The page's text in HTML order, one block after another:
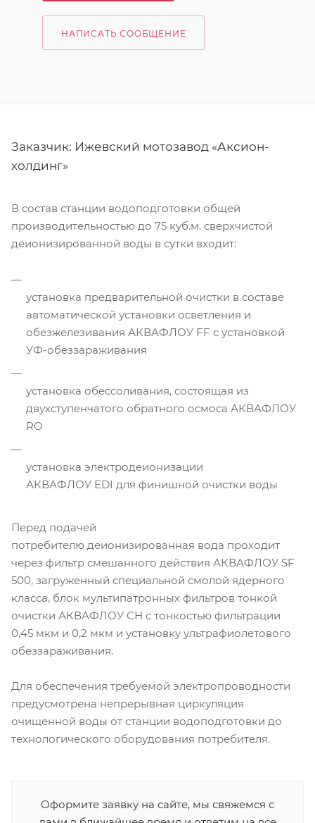
НАПИСАТЬ СООБЩЕНИЕ
Заказчик: Ижевский мотозавод «Аксион-
холдинг»
В состав станции водоподготовки общей
производительностью до 75 куб.м. сверхчистой
деионизированной воды в сутки входит:
установка предварительной очистки в составе
автоматической установки осветления и
обезжелезивания АКВАФЛОУ FF с установкой
УФ-обеззараживания
установка обессоливания, состоящая из
двухступенчатого обратного осмоса АКВАФЛОУ
RO
установка электродеионизации
АКВАФЛОУ EDI для финишной очистки воды
Перед подачей
потребителю деионизированная вода проходит
через фильтр смешанного действия АКВАФЛОУ SF
500, загруженный специальной смолой ядерного
класса, блок мультипатронных фильтров тонкой
очистки АКВАФЛОУ СН с тонкостью фильтрации
0,45 мкм и 0,2 мкм и установку ультрафиолетового
обеззараживания.
Для обеспечения требуемой электропроводности
предусмотрена непрерывная циркуляция
очищенной воды от станции водоподготовки до
технологического оборудования потребителя.
Оформите заявку на сайте, мы свяжемся с